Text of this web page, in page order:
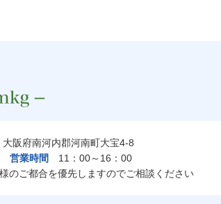
阪府南河内郡河南町大宝4-8
営業時間
11：00～16：00
ご都合を優先しますのでご相談ください